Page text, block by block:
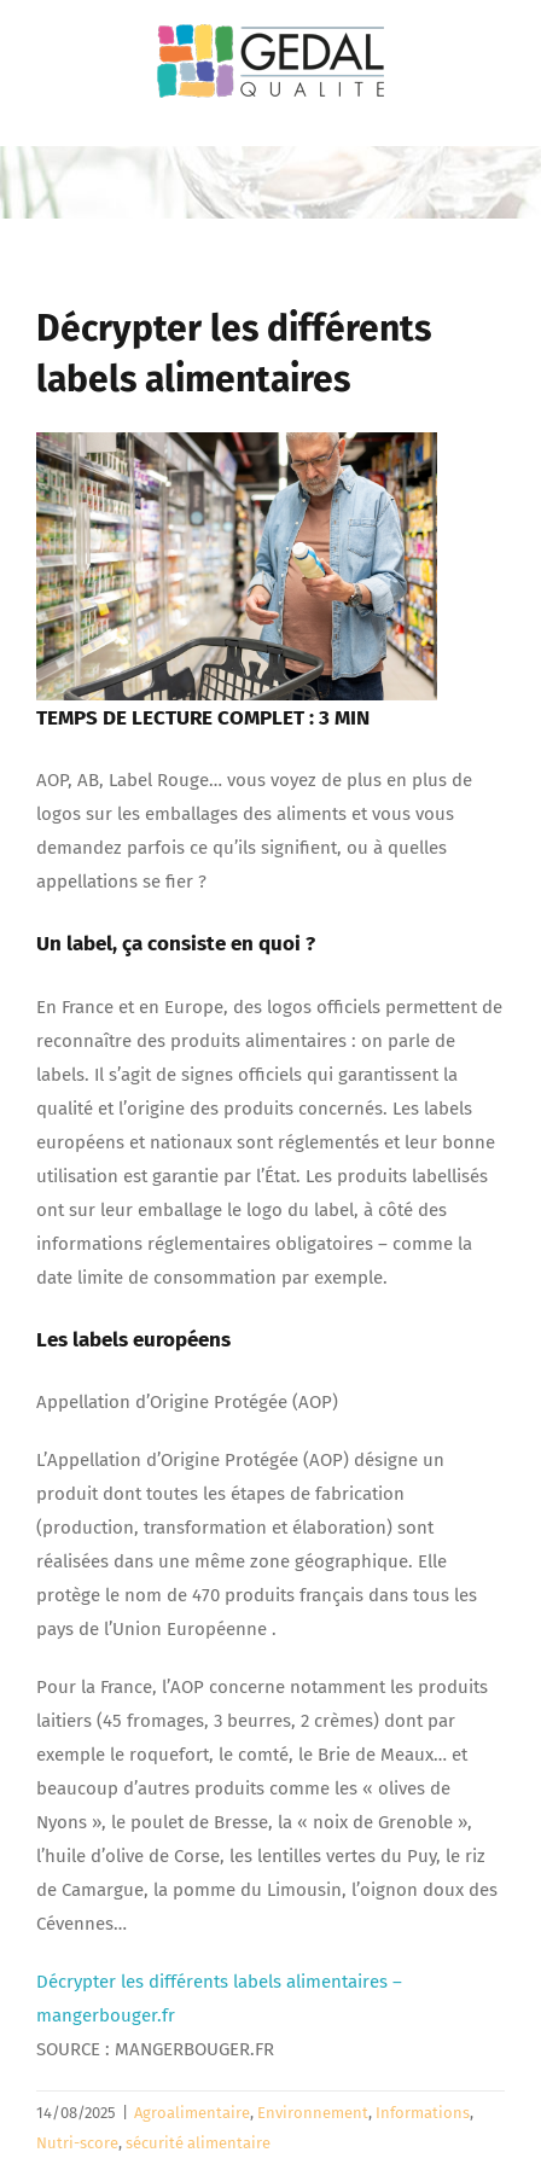
Décrypter les différents
labels alimentaires
TEMPS DE LECTURE COMPLET : 3 MIN
AOP, AB, Label Rouge… vous voyez de plus en plus de
logos sur les emballages des aliments et vous vous
demandez parfois ce qu’ils signifient, ou à quelles
appellations se fier ?
Un label, ça consiste en quoi ?
En France et en Europe, des logos officiels permettent de
reconnaître des produits alimentaires : on parle de
labels. Il s’agit de signes officiels qui garantissent la
qualité et l’origine des produits concernés. Les labels
européens et nationaux sont réglementés et leur bonne
utilisation est garantie par l’État. Les produits labellisés
ont sur leur emballage le logo du label, à côté des
informations réglementaires obligatoires – comme la
date limite de consommation par exemple.
Les labels européens
Appellation d’Origine Protégée (AOP)
L’Appellation d’Origine Protégée (AOP) désigne un
produit dont toutes les étapes de fabrication
(production, transformation et élaboration) sont
réalisées dans une même zone géographique. Elle
protège le nom de 470 produits français dans tous les
pays de l’Union Européenne .
Pour la France, l’AOP concerne notamment les produits
laitiers (45 fromages, 3 beurres, 2 crèmes) dont par
exemple le roquefort, le comté, le Brie de Meaux… et
beaucoup d’autres produits comme les « olives de
Nyons », le poulet de Bresse, la « noix de Grenoble »,
l’huile d’olive de Corse, les lentilles vertes du Puy, le riz
de Camargue, la pomme du Limousin, l’oignon doux des
Cévennes…
Décrypter les différents labels alimentaires –
mangerbouger.fr
SOURCE : MANGERBOUGER.FR
14/08/2025 Agroalimentaire, Environnement, Informations,
Nutri-score, sécurité alimentaire